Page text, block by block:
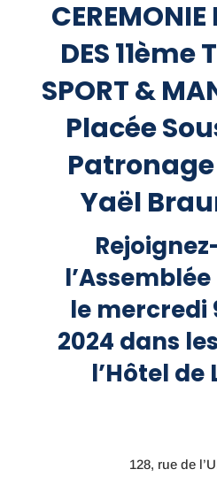
CEREMONIE
DES 11ème
SPORT &
Placée
Yaël
le mercredi
2024 dans
l’Hôtel de
128, rue de